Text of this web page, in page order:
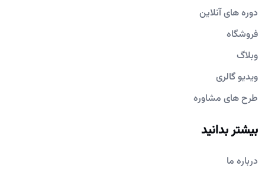
دوره های آنلاین
فروشگاه
وبلاگ
ویدیو گالری
طرح های مشاوره
بیشتر بدانید
درباره ما